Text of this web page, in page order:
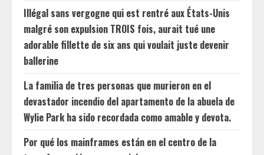
Illégal sans vergogne qui est rentré aux États-Unis
malgré son expulsion TROIS fois, aurait tué une
adorable fillette de six ans qui voulait juste devenir
ballerine
La familia de tres personas que murieron en el
devastador incendio del apartamento de la abuela de
Wylie Park ha sido recordada como amable y devota.
Por qué los mainframes están en el centro de la